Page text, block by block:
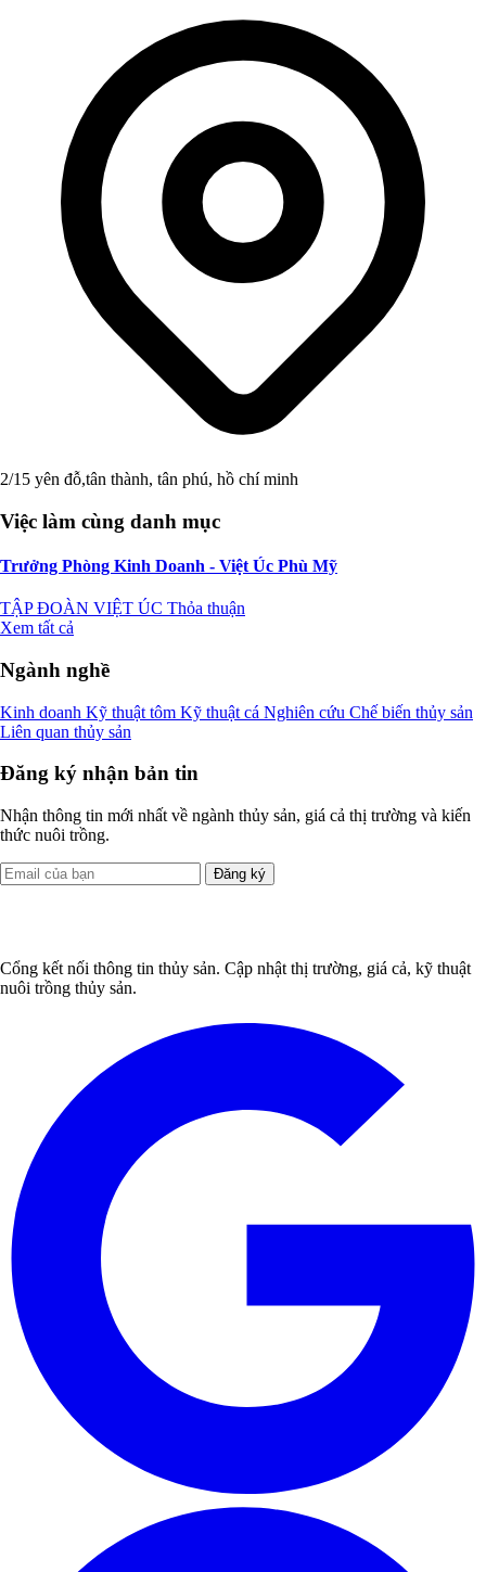
2/15 yên đỗ,tân thành, tân phú, hồ chí minh
Việc làm cùng danh mục
Trưởng Phòng Kinh Doanh - Việt Úc Phù Mỹ
TẬP ĐOÀN VIỆT ÚC Thỏa thuận
Xem tất cả
Ngành nghề
Kinh doanh Kỹ thuật tôm Kỹ thuật cá Nghiên cứu Chế biến thủy sản
Liên quan thủy sản
Đăng ký nhận bản tin
Nhận thông tin mới nhất về ngành thủy sản, giá cả thị trường và kiến
thức nuôi trồng.
Đăng ký
Cổng kết nối thông tin thủy sản. Cập nhật thị trường, giá cả, kỹ thuật
nuôi trồng thủy sản.